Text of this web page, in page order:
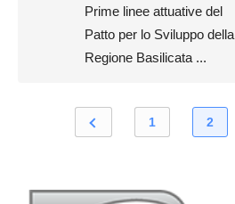
Prime linee attuative del
Patto per lo Sviluppo della
Regione Basilicata ...
1 2